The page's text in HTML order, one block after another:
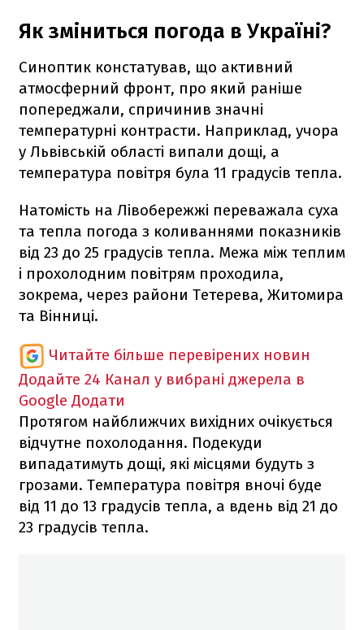
Як зміниться погода в Україні?
Синоптик констатував, що активний
атмосферний фронт, про який раніше
попереджали, спричинив значні
температурні контрасти. Наприклад, учора
у Львівській області випали дощі, а
температура повітря була 11 градусів тепла.
Натомість на Лівобережжі переважала суха
та тепла погода з коливаннями показників
від 23 до 25 градусів тепла. Межа між теплим
і прохолодним повітрям проходила,
зокрема, через райони Тетерева, Житомира
та Вінниці.
Читайте більше перевірених новин
Додайте 24 Канал у вибрані джерела в
Google Додати
Протягом найближчих вихідних очікується
відчутне похолодання. Подекуди
випадатимуть дощі, які місцями будуть з
грозами. Температура повітря вночі буде
від 11 до 13 градусів тепла, а вдень від 21 до
23 градусів тепла.